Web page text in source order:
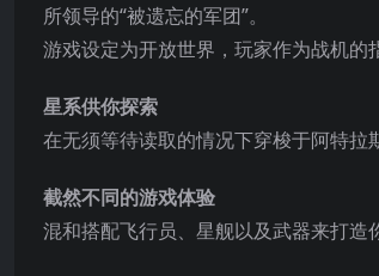
所领导的“被遗忘的军团”。
游戏设定为开放世界，玩家作为战机的
星系供你探索
在无须等待读取的情况下穿梭于阿特拉
截然不同的游戏体验
混和搭配飞行员、星舰以及武器来打造